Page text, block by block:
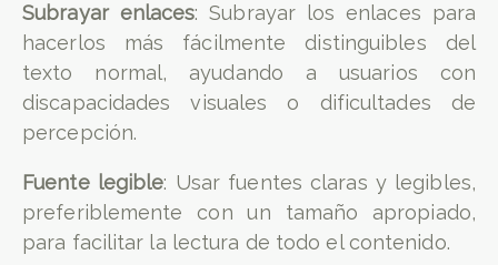
Subrayar enlaces: Subrayar los enlaces para
hacerlos más fácilmente distinguibles del
texto normal, ayudando a usuarios con
discapacidades visuales o dificultades de
percepción.
Fuente legible: Usar fuentes claras y legibles,
preferiblemente con un tamaño apropiado,
para facilitar la lectura de todo el contenido.